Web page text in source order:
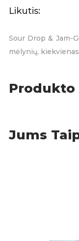
Likutis:
Sour Drop & Jam-
mėlynių,
Produkto
Jums